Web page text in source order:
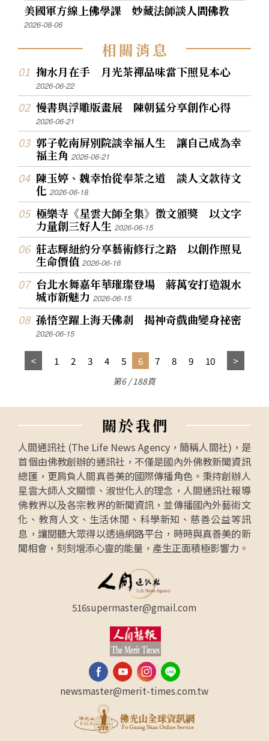
美國軍方線上佛學課 妙藏法師談人間佛教
2026-08-06
相關消息
掬水月在手 月光茶禪品味當下照見本心
2026-06-22
慢書與浮雕版畫展 陳朝猛分享創作心得
2026-06-21
郭子乾南屏別院談幸福人生 讓自己成為幸
福主角2026-06-21
陳玉婷、魏幸怡從奉茶之道 談人文款待文
化2026-06-18
極樂寺《星雲大師全集》徵文頒獎 以文字
力量創三好人生2026-06-15
莊志輝紐約分享藝術修行之路 以創作照見
生命價值2026-06-16
台北水舞嘉年華璀璨登場 蔣萬安打造親水
城市新魅力2026-06-15
孫悟空躍上海天佛剎 揭神奇戲曲變身祕密
2026-06-15
1 2 3 4 5 6 7 8 9 10
第6 / 188頁
關於我們
人間通訊社 (The Life News Agency，簡稱人間社)，是
首個由佛教創辦的通訊社，不僅是國內外佛教新聞資訊
總匯，更肩負人間真善美的國際傳播角色。秉持創辦人
星雲大師人文關懷、淑世化人的理念，人間通訊社報導
佛教界以及各宗教界的新聞資訊，並傳播國內外藝術文
化、教育人文、生活休閒、科學新知、慈善公益等訊
息，讓閱聽大眾得以透過網路平台，時時與真善美的新
聞相會，刻刻增添心靈的能量，產生正面積極影響力。
516supermaster@gmail.com
newsmaster@merit-times.com.tw